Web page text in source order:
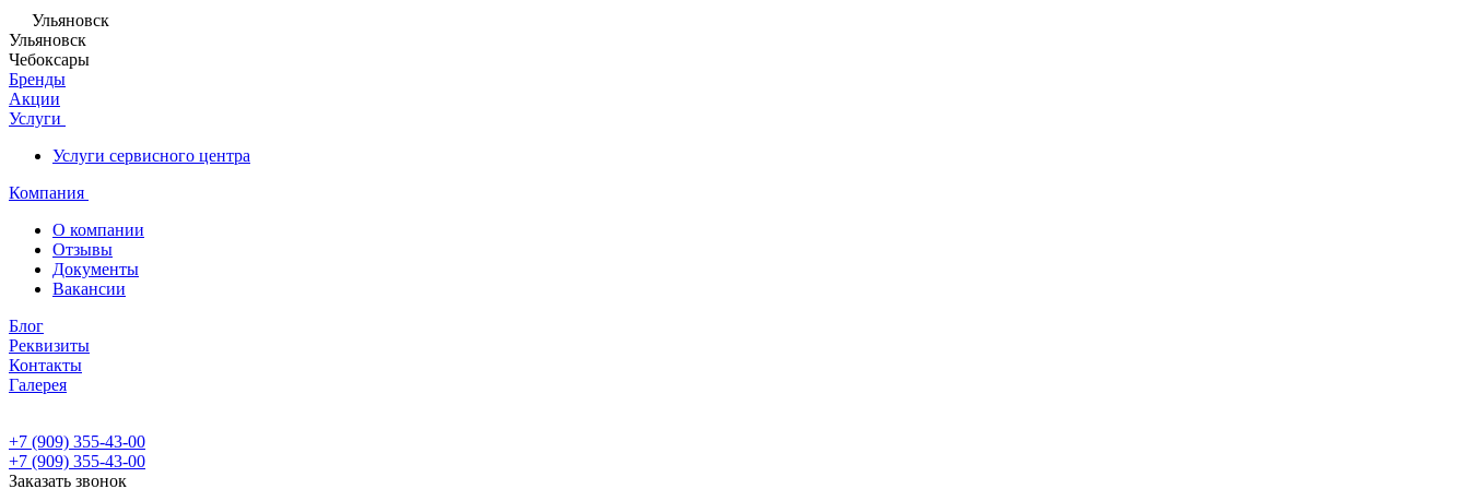
Ульяновск
Ульяновск
Чебоксары
Бренды
Акции
Услуги
Услуги сервисного центра
Компания
О компании
Отзывы
Документы
Вакансии
Блог
Реквизиты
Контакты
Галерея
+7 (909) 355-43-00
+7 (909) 355-43-00
Заказать звонок